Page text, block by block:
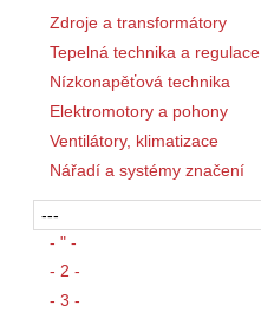
Zdroje a transformátory
Tepelná technika a regulace
Nízkonapěťová technika
Elektromotory a pohony
Ventilátory, klimatizace
Nářadí a systémy značení
- " -
- 2 -
- 3 -